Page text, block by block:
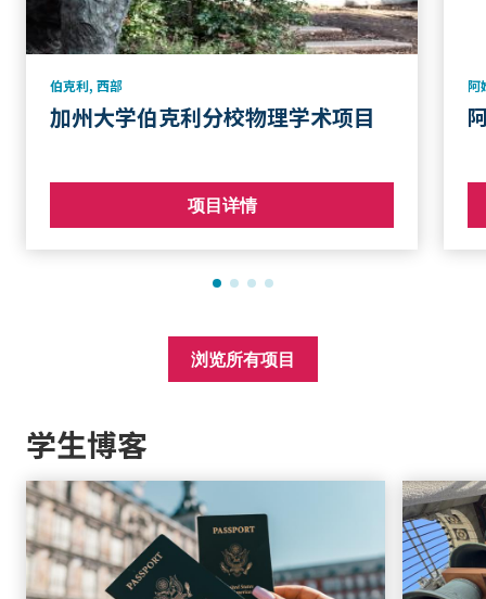
伯克利, 西部
加州大学伯克利分校物理学术项目
项目详情
阿
浏览所有项目
学生博客